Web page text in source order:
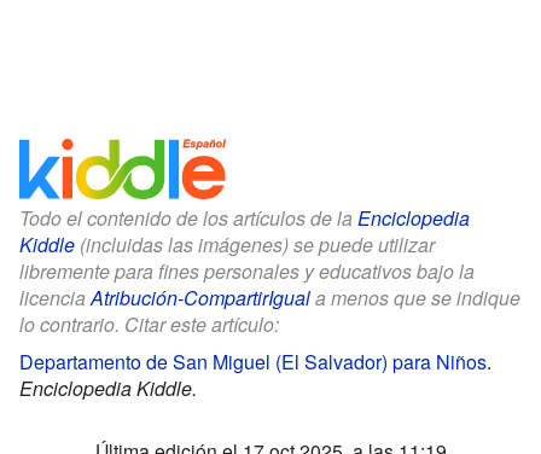
Todo el contenido de los artículos de la Enciclopedia
Kiddle (incluidas las imágenes) se puede utilizar
libremente para fines personales y educativos bajo la
licenciaAtribución-CompartirIguala menos que se indique
lo contrario. Citar este artículo:
Departamento de San Miguel (El Salvador) para Niños.
Enciclopedia Kiddle.